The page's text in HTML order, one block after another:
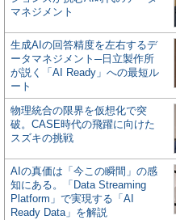
マネジメント
生成AIの回答精度を左右するデ
ータマネジメント─日立製作所
が説く「AI Ready」への最短ル
ート
物理統合の限界を仮想化で突
破。CASE時代の飛躍に向けた
スズキの挑戦
AIの真価は「今この瞬間」の感
知にある。「Data Streaming
Platform」で実現する「AI
Ready Data」を解説